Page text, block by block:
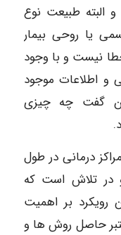
طبیعت نوع
یا روحی بیمار
نیست و با وجود
و اطلاعات موجود
گفت چه چیزی
درمانی در طول
در تلاش است که
رویکرد بر اهمیت
حاصل روش ها و